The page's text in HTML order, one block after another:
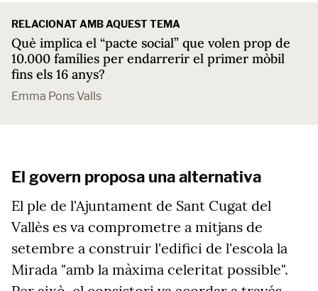
RELACIONAT AMB AQUEST TEMA
Què implica el “pacte social” que volen prop de
10.000 famílies per endarrerir el primer mòbil
fins els 16 anys?
Emma Pons Valls
El govern proposa una alternativa
El ple de l'Ajuntament de Sant Cugat del
Vallès es va comprometre a mitjans de
setembre a construir l'edifici de l'escola la
Mirada "amb la màxima celeritat possible".